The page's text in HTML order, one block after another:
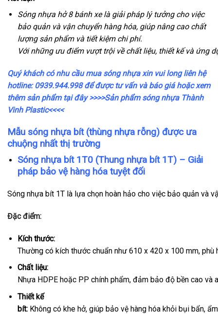
Sóng nhựa hở 8 bánh xe là giải pháp lý tưởng cho việc
bảo quản và vận chuyển hàng hóa, giúp nâng cao chất
lượng sản phẩm và tiết kiệm chi phí.
Với những ưu điểm vượt trội về chất liệu, thiết kế và ứng
Quý khách có nhu cầu mua sóng nhựa xin vui long liên hệ
hotline: 0939.944.998 để được tư vấn và báo giá hoặc xem
thêm sản phẩm tại đây>>>>Sản phẩm sóng nhựa Thành
Vinh Plastic<<<<
Mẫu sóng nhựa bít (thùng nhựa rỗng) được ưa
chuộng nhất thị trường
Sóng nhựa bít 1T0(Thung nhựa bít 1T) – Giải
pháp bảo vệ hàng hóa tuyệt đối
Sóng nhựa bít 1T là lựa chọn hoàn hảo cho việc bảo quản và
Đặc điểm:
Kích thước:
Thường có kích thước chuẩn như 610 x 420 x 100 mm, phù
Chất liệu:
Nhựa HDPE hoặc PP chính phẩm, đảm bảo độ bền cao và
Thiết kế
bít:Không có khe hở, giúp bảo vệ hàng hóa khỏi bụi bẩn,